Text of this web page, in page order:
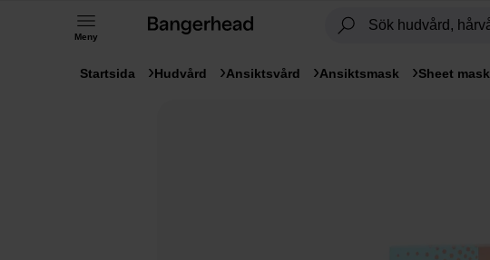
Meny
Startsida Hudvård Ansiktsvård Ansiktsmask Sheet mask